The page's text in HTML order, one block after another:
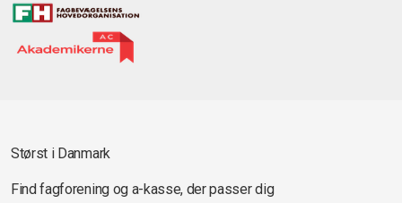
Størst i Danmark
Find fagforening og a-kasse, der passer dig